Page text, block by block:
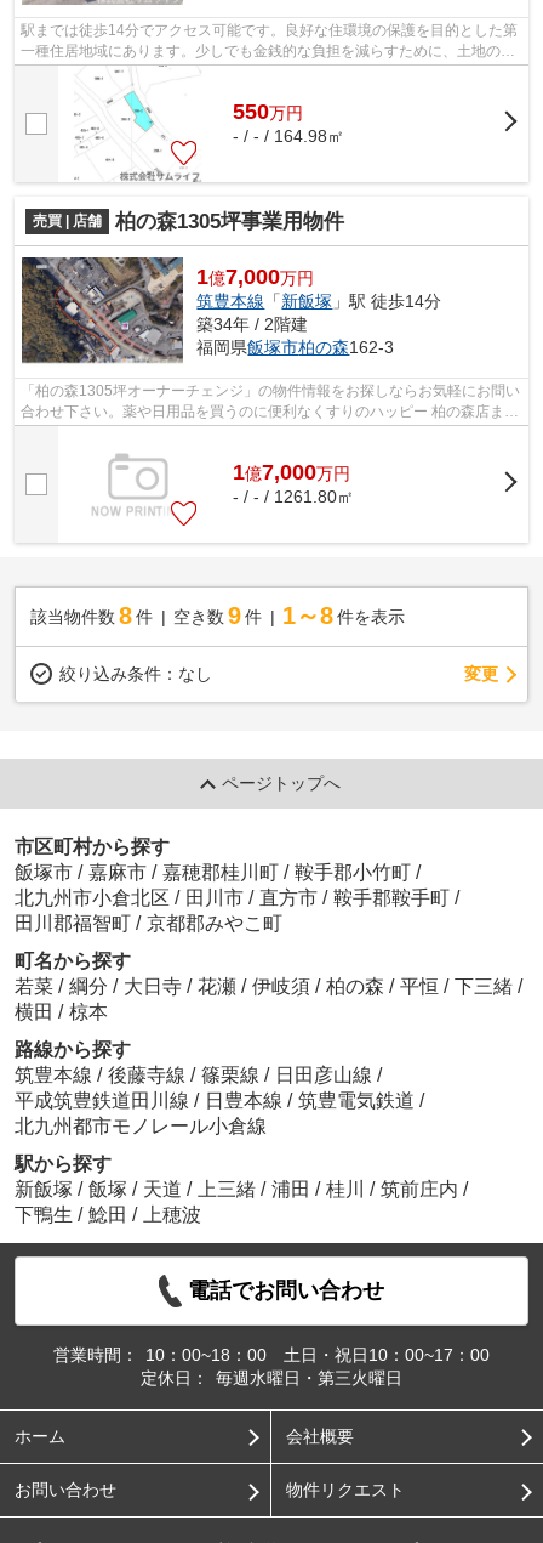
駅までは徒歩14分でアクセス可能です。良好な住環境の保護を目的とした第
一種住居地域にあります。少しでも金銭的な負担を減らすために、土地の購
入価格は安く抑えましょう。こちらは5...
550万円
- / - / 164.98㎡
売買 | 店舗 柏の森1305坪事業用物件
1億7,000万円
筑豊本線 「新飯塚 」駅 徒歩14分
築34年 / 2階建
福岡県飯塚市柏の森162-3
「柏の森1305坪オーナーチェンジ」の物件情報をお探しならお気軽にお問い
合わせ下さい。薬や日用品を買うのに便利なくすりのハッピー 柏の森店まで
1億7,000万円
- / - / 1261.80㎡
該当物件数 8件 空き数 9 件 1～8 件を表示
絞り込み条件： なし 変更
ページトップへ
市区町村から探す
飯塚市 / 嘉麻市 / 嘉穂郡桂川町 / 鞍手郡小竹町 /
北九州市小倉北区 / 田川市 / 直方市 / 鞍手郡鞍手町 /
田川郡福智町 / 京都郡みやこ町
町名から探す
若菜 / 綱分 / 大日寺 / 花瀬 / 伊岐須 / 柏の森 / 平恒 / 下三緒 /
横田 / 椋本
路線から探す
筑豊本線 / 後藤寺線 / 篠栗線 / 日田彦山線 /
平成筑豊鉄道田川線 / 日豊本線 / 筑豊電気鉄道 /
北九州都市モノレール小倉線
駅から探す
新飯塚 / 飯塚 / 天道 / 上三緒 / 浦田 / 桂川 / 筑前庄内 /
下鴨生 / 鯰田 / 上穂波
電話でお問い合わせ
営業時間：
10：00~18：00 土日・祝日10：00~17：00
定休日：
毎週水曜日・第三火曜日
ホーム 会社概要
お問い合わせ 物件リクエスト